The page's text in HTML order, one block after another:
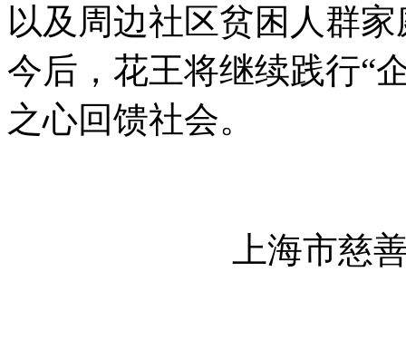
以及周边社区贫困人群
今后，花王将继续践行“
之心回馈社会。
上海市慈